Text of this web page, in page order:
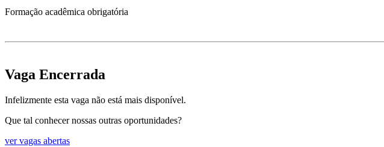
Formação acadêmica obrigatória
Vaga Encerrada
Infelizmente esta vaga não está mais disponível.
Que tal conhecer nossas outras oportunidades?
ver vagas abertas